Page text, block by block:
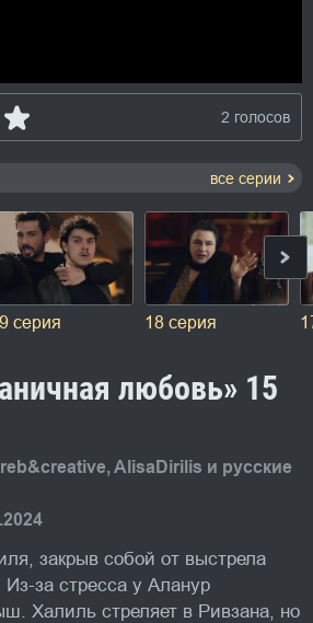
2 голосов
все серии
серия 18 серия
любовь» 15
AlisaDirilis и русские
закрыв собой от выстрела
за стресса у Аланур
Халиль стреляет в Ривзана, но